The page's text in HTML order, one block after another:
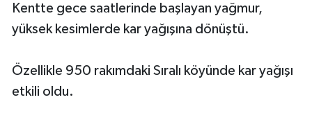
Kentte gece saatlerinde başlayan yağmur,
yüksek kesimlerde kar yağışına dönüştü.
Özellikle 950 rakımdaki Sıralı köyünde kar yağışı
etkili oldu.